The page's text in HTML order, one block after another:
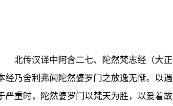
北传汉译中阿含二七、陀然梵志经（大正
经乃舍利弗闻陀然婆罗门之放逸无惭。以
严重时，陀然婆罗门以梵天为胜，以爱着